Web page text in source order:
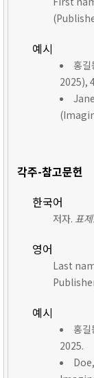
예시
홍길
2025),
각주-참고문헌
한국어
저자. 표
영어
Last
예시
홍길
2025.